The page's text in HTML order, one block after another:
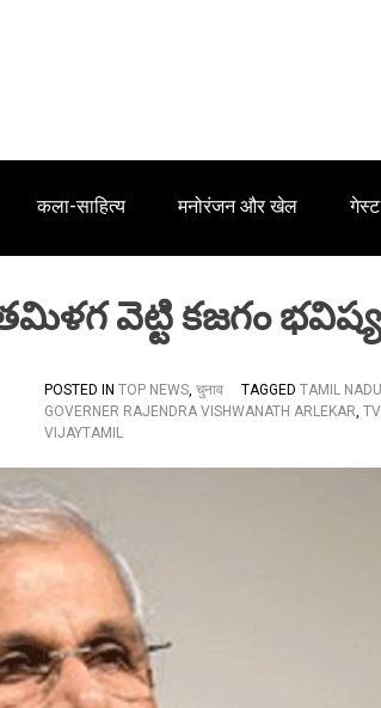
कला-साहित्य मनोरंजन और खेल
వెట్టి కజగం
POSTED IN TOP NEWS, चुनाव TAGGED TAMIL NADU
GOVERNER RAJENDRA VISHWANATH ARLEKAR,
VIJAYTAMIL